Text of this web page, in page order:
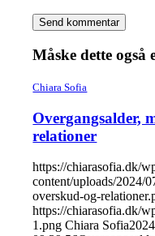
Måske dette også
Chiara Sofia
Overgangsalder,
relationer
https://chiarasofia.dk/
content/uploads/2024/
overskud-og-
https://chiarasofia.dk/
1.png Chiara Sofia